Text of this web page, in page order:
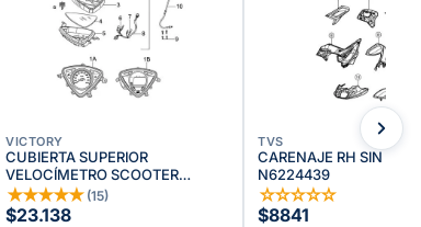
VICTORY
CUBIERTA SUPERIOR
VELOCÍMETRO SCOOTER
VICTORY LIFE
★★★★★ (15)
$23.138
TVS
CARENAJE RH SIN PINT
N6224439
☆☆☆☆☆
$8841